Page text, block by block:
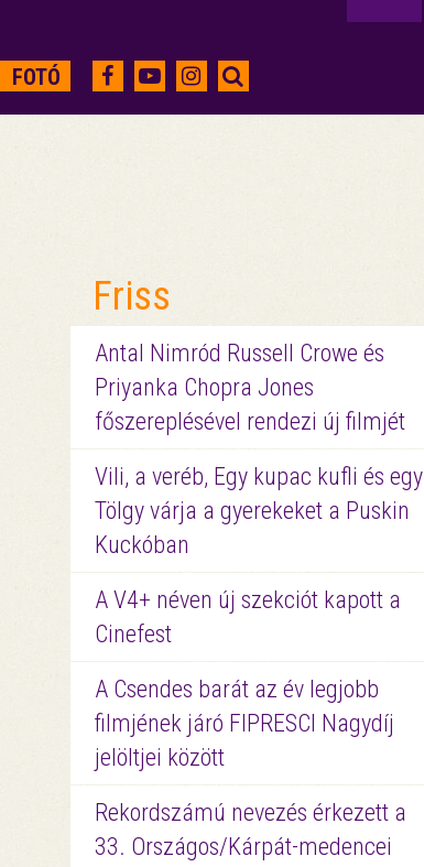
FOTÓ
Friss
Antal Nimród Russell Crowe és
Priyanka Chopra Jones
főszereplésével rendezi új filmjét
Vili, a veréb, Egy kupac kufli és egy
Tölgy várja a gyerekeket a Puskin
Kuckóban
A V4+ néven új szekciót kapott a
Cinefest
A Csendes barát az év legjobb
filmjének járó FIPRESCI Nagydíj
jelöltjei között
Rekordszámú nevezés érkezett a
33. Országos/Kárpát-medencei